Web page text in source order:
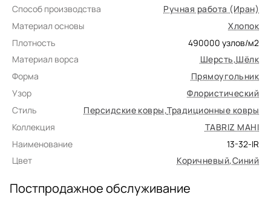
Способ производства
Ручная работа (Иран)
Материал основы
Хлопок
Плотность
490000 узлов/м2
Материал ворса
Шерсть,Шёлк
Форма
Прямоугольник
Узор
Флористический
Стиль
Персидские ковры,Традиционные ковры
Коллекция
TABRIZ MAHI
Наименование
13-32-IR
Цвет
Коричневый,Синий
Постпродажное обслуживание